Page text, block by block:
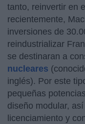
tanto, reinvertir en
recientemente,
inversiones de
reindustrializar
se destinaran a
nucleares
inglés). Por este
pequeñas
diseño modular,
licenciamiento y